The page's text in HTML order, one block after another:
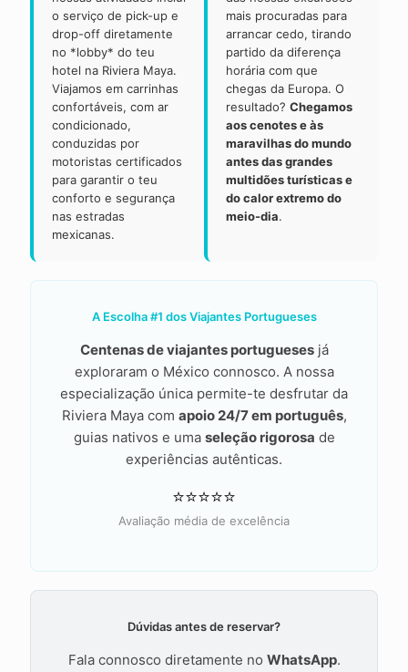
o serviço de pick-up e
drop-off diretamente
no *lobby* do teu
hotel na Riviera Maya.
Viajamos em carrinhas
confortáveis, com ar
condicionado,
conduzidas por
motoristas certificados
para garantir o teu
conforto e segurança
nas estradas
mexicanas.
mais procuradas para
arrancar cedo, tirando
partido da diferença
horária com que
chegas da Europa. O
resultado? Chegamos
aos cenotes e às
maravilhas do mundo
antes das grandes
multidões turísticas e
do calor extremo do
meio-dia.
A Escolha #1 dos Viajantes Portugueses
Centenas de viajantes portuguesesjá
exploraram o México connosco. A nossa
especialização única permite-te desfrutar da
Riviera Maya com apoio 24/7 em português,
guias nativos e uma seleção rigorosa de
experiências autênticas.
⭐⭐⭐⭐⭐
Avaliação média de excelência
Dúvidas antes de reservar?
Fala connosco diretamente no WhatsApp.